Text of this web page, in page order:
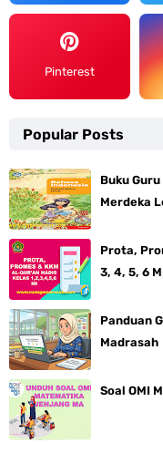
Pinterest
Popular Posts
Buku
Merdeka
Prota,
3, 4, 5, 6
Panduan
Madrasah
Soal OMI